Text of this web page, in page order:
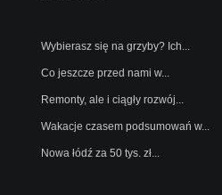
Wybierasz się na grzyby? Ich...
Co jeszcze przed nami w...
Remonty, ale i ciągły rozwój...
Wakacje czasem podsumowań w...
Nowa łódź za 50 tys. zł...